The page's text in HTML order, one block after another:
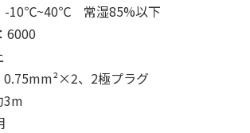
-10℃~40℃ 常湿85%以下
6000
0.75mm²×2、2極プラグ
3m